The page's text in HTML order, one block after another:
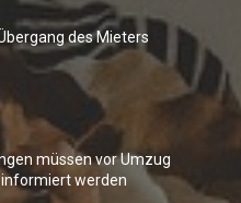
des Mieters
müssen vor Umzug
werden